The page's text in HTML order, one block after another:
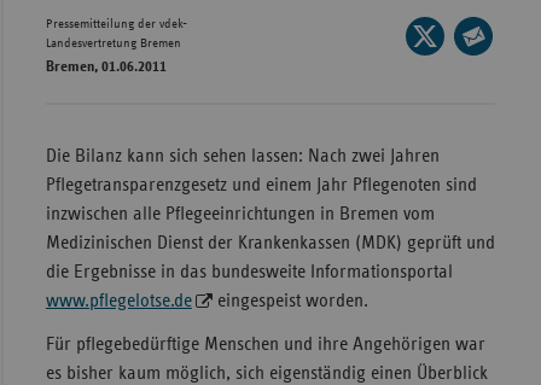
Pressemitteilung der vdek-
Landesvertretung Bremen
Bremen, 01.06.2011
Seite
auf
teilen
Die Bilanz kann sich sehen lassen: Nach zwei Jahren
Pflegetransparenzgesetz und einem Jahr Pflegenoten sind
inzwischen alle Pflegeeinrichtungen in Bremen vom
Medizinischen Dienst der Krankenkassen (MDK) geprüft und
die Ergebnisse in das bundesweite Informationsportal
www.pflegelotse.de
eingespeist worden.
Für pflegebedürftige Menschen und ihre Angehörigen war
es bisher kaum möglich, sich eigenständig einen Überblick